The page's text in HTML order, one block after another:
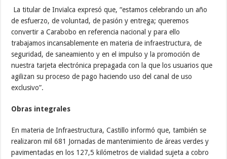
La titular de Invialca expresó que, “estamos celebrando un año
de esfuerzo, de voluntad, de pasión y entrega; queremos
convertir a Carabobo en referencia nacional y para ello
trabajamos incansablemente en materia de infraestructura, de
seguridad, de saneamiento y en el impulso y la promoción de
nuestra tarjeta electrónica prepagada con la que los usuarios que
agilizan su proceso de pago haciendo uso del canal de uso
exclusivo”.
Obras integrales
En materia de Infraestructura, Castillo informó que, también se
realizaron mil 681 Jornadas de mantenimiento de áreas verdes y
pavimentadas en los 127,5 kilómetros de vialidad sujeta a cobro